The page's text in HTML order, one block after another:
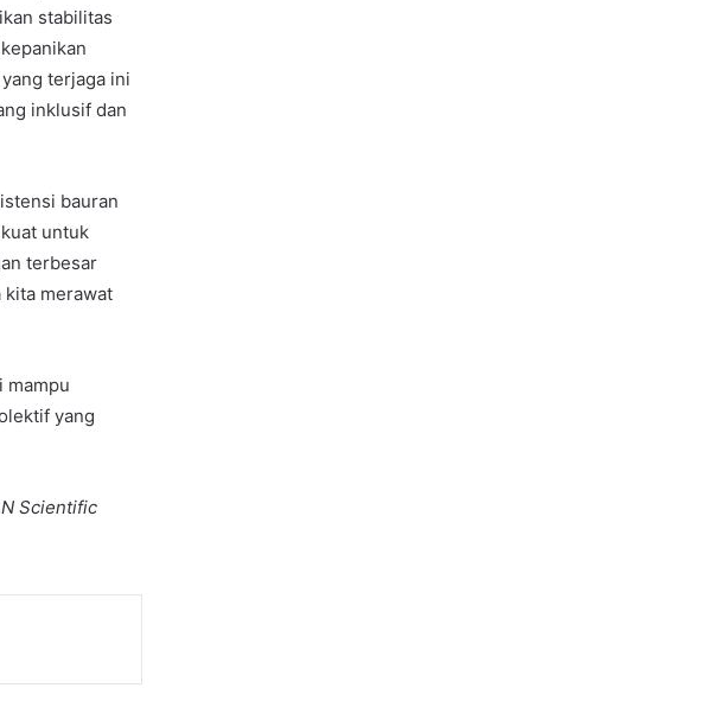
stabilitas
terjaga ini
inklusif dan
bauran
untuk
terbesar
kita merawat
mampu
yang
Scientific